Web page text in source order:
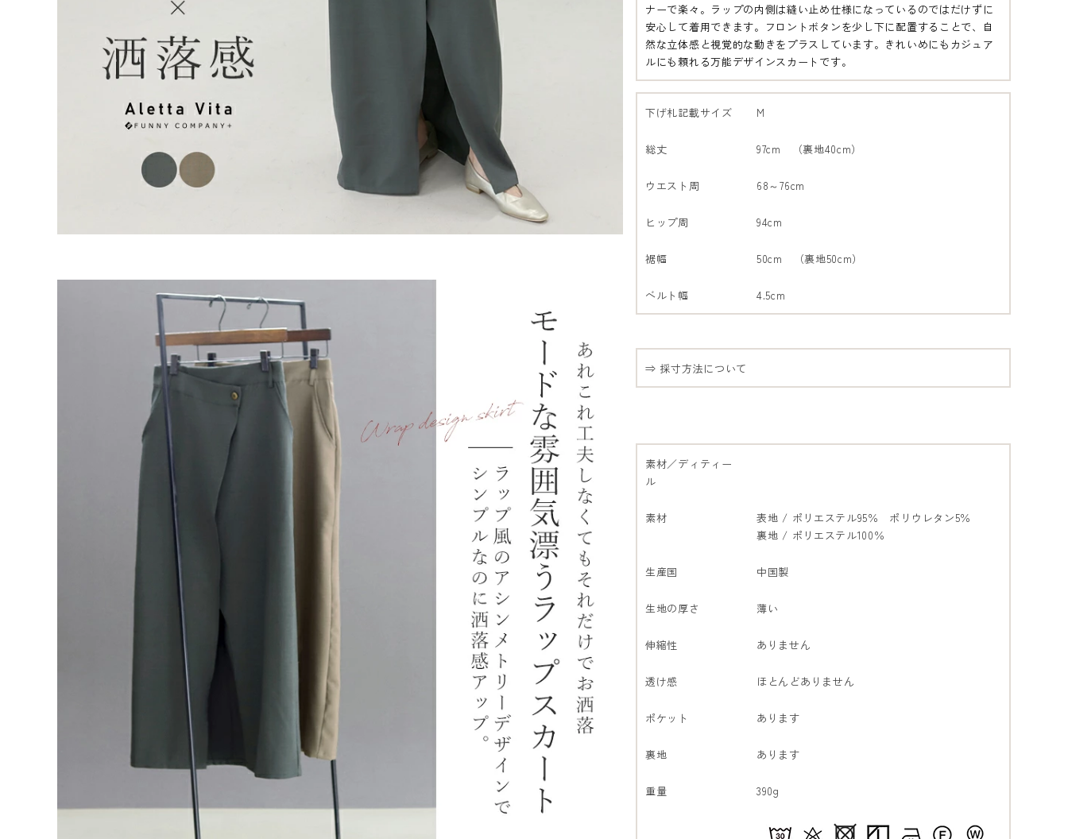
ナーで楽々。ラップの内側は縫い止め仕様になっているのではだけずに
安心して着用できます。フロントボタンを少し下に配置することで、自
然な立体感と視覚的な動きをプラスしています。きれいめにもカジュア
ルにも頼れる万能デザインスカートです。
下げ札記載サイズ M
総丈 97cm （裏地40cm）
ウエスト周 68～76cm
ヒップ周 94cm
裾幅 50cm （裏地50cm）
ベルト幅 4.5cm
⇒ 採寸方法について
素材／ディティー
ル
素材
表地 / ポリエステル95％ ポリウレタン5％
裏地 / ポリエステル100％
生産国 中国製
生地の厚さ 薄い
伸縮性 ありません
透け感 ほとんどありません
ポケット あります
裏地 あります
重量 390g